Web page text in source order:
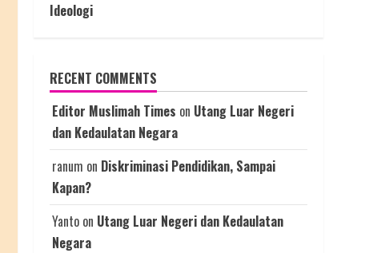
Ideologi
RECENT COMMENTS
Editor Muslimah Times on Utang Luar Negeri
dan Kedaulatan Negara
ranum on Diskriminasi Pendidikan, Sampai
Kapan?
Yanto on Utang Luar Negeri dan Kedaulatan
Negara